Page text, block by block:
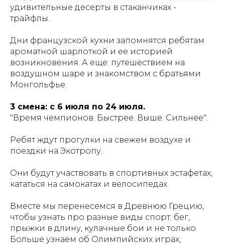
удивительные десерты в стаканчиках -
трайфлы.
Дни французской кухни запомнятся ребятам
ароматной шарлоткой и ее историей
возникновения. А еще: путешествием на
воздушном шаре и знакомством с братьями
Монгольфье.
3 смена: с 6 июля по 24 июля.
"Время чемпионов. Быстрее. Выше. Сильнее".
Ребят ждут прогулки на свежем воздухе и
поездки на Экотропу.
Они будут участвовать в спортивных эстафетах,
кататься на самокатах и велосипедах.
Вместе мы перенесемся в Древнюю Грецию,
чтобы узнать про разные виды спорт: бег,
прыжки в длину, кулачные бои и не только.
Больше узнаем об Олимпийских играх,